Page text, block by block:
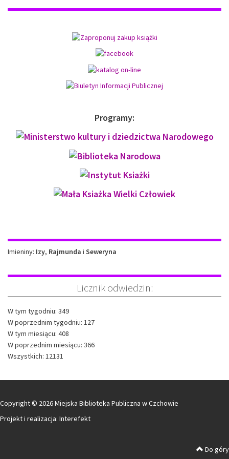
Programy:
Imieniny
Imieniny: Izy, Rajmunda i Seweryna
Licznik odwiedzin:
W tym tygodniu: 349
W poprzednim tygodniu: 127
W tym miesiącu: 408
W poprzednim miesiącu: 366
Wszystkich: 12131
Copyright © 2026 Miejska Biblioteka Publiczna w Czchowie
Projekt i realizacja: Interefekt
Do góry